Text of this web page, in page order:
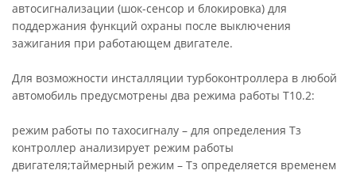
автосигнализации (шок-сенсор и блокировка) для
поддержания функций охраны после выключения
зажигания при работающем двигателе.
Для возможности инсталляции турбоконтроллера в любой
автомобиль предусмотрены два режима работы Т10.2:
режим работы по тахосигналу – для определения Тз
контроллер анализирует режим работы
двигателя;таймерный режим – Тз определяется временем